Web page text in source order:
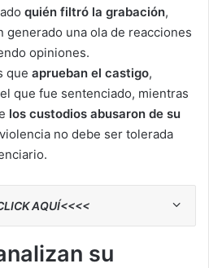
quién filtró la grabación,
generado una ola de reacciones
opiniones.
que aprueban el castigo,
que fue sentenciado, mientras
los custodios abusaron de su
no debe ser tolerada
AQUÍ<<<<
su